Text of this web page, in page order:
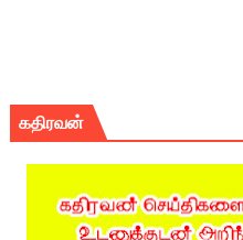
கதிரவன்